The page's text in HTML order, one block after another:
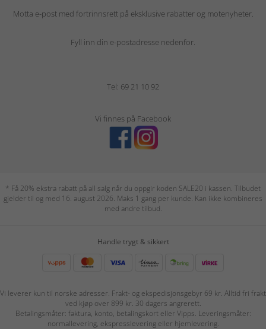
Motta e-post med fortrinnsrett på eksklusive rabatter og motenyheter.
Fyll inn din e-postadresse nedenfor.
Tel: 69 21 10 92
Vi finnes på Facebook
* Få 20% ekstra rabatt på all salg når du oppgir koden SALE20 i kassen. Tilbudet
gjelder til og med 16. august 2026. Maks 1 gang per kunde. Kan ikke kombineres
med andre tilbud.
Handle trygt & sikkert
Vi leverer kun til norske adresser. Frakt- og ekspedisjonsgebyr 69 kr. Alltid fri frakt
ved kjøp over 899 kr. 30 dagers angrerett.
Betalingsmåter: faktura, konto, betalingskort eller Vipps. Leveringsmåter:
normallevering, ekspresslevering eller hjemlevering.